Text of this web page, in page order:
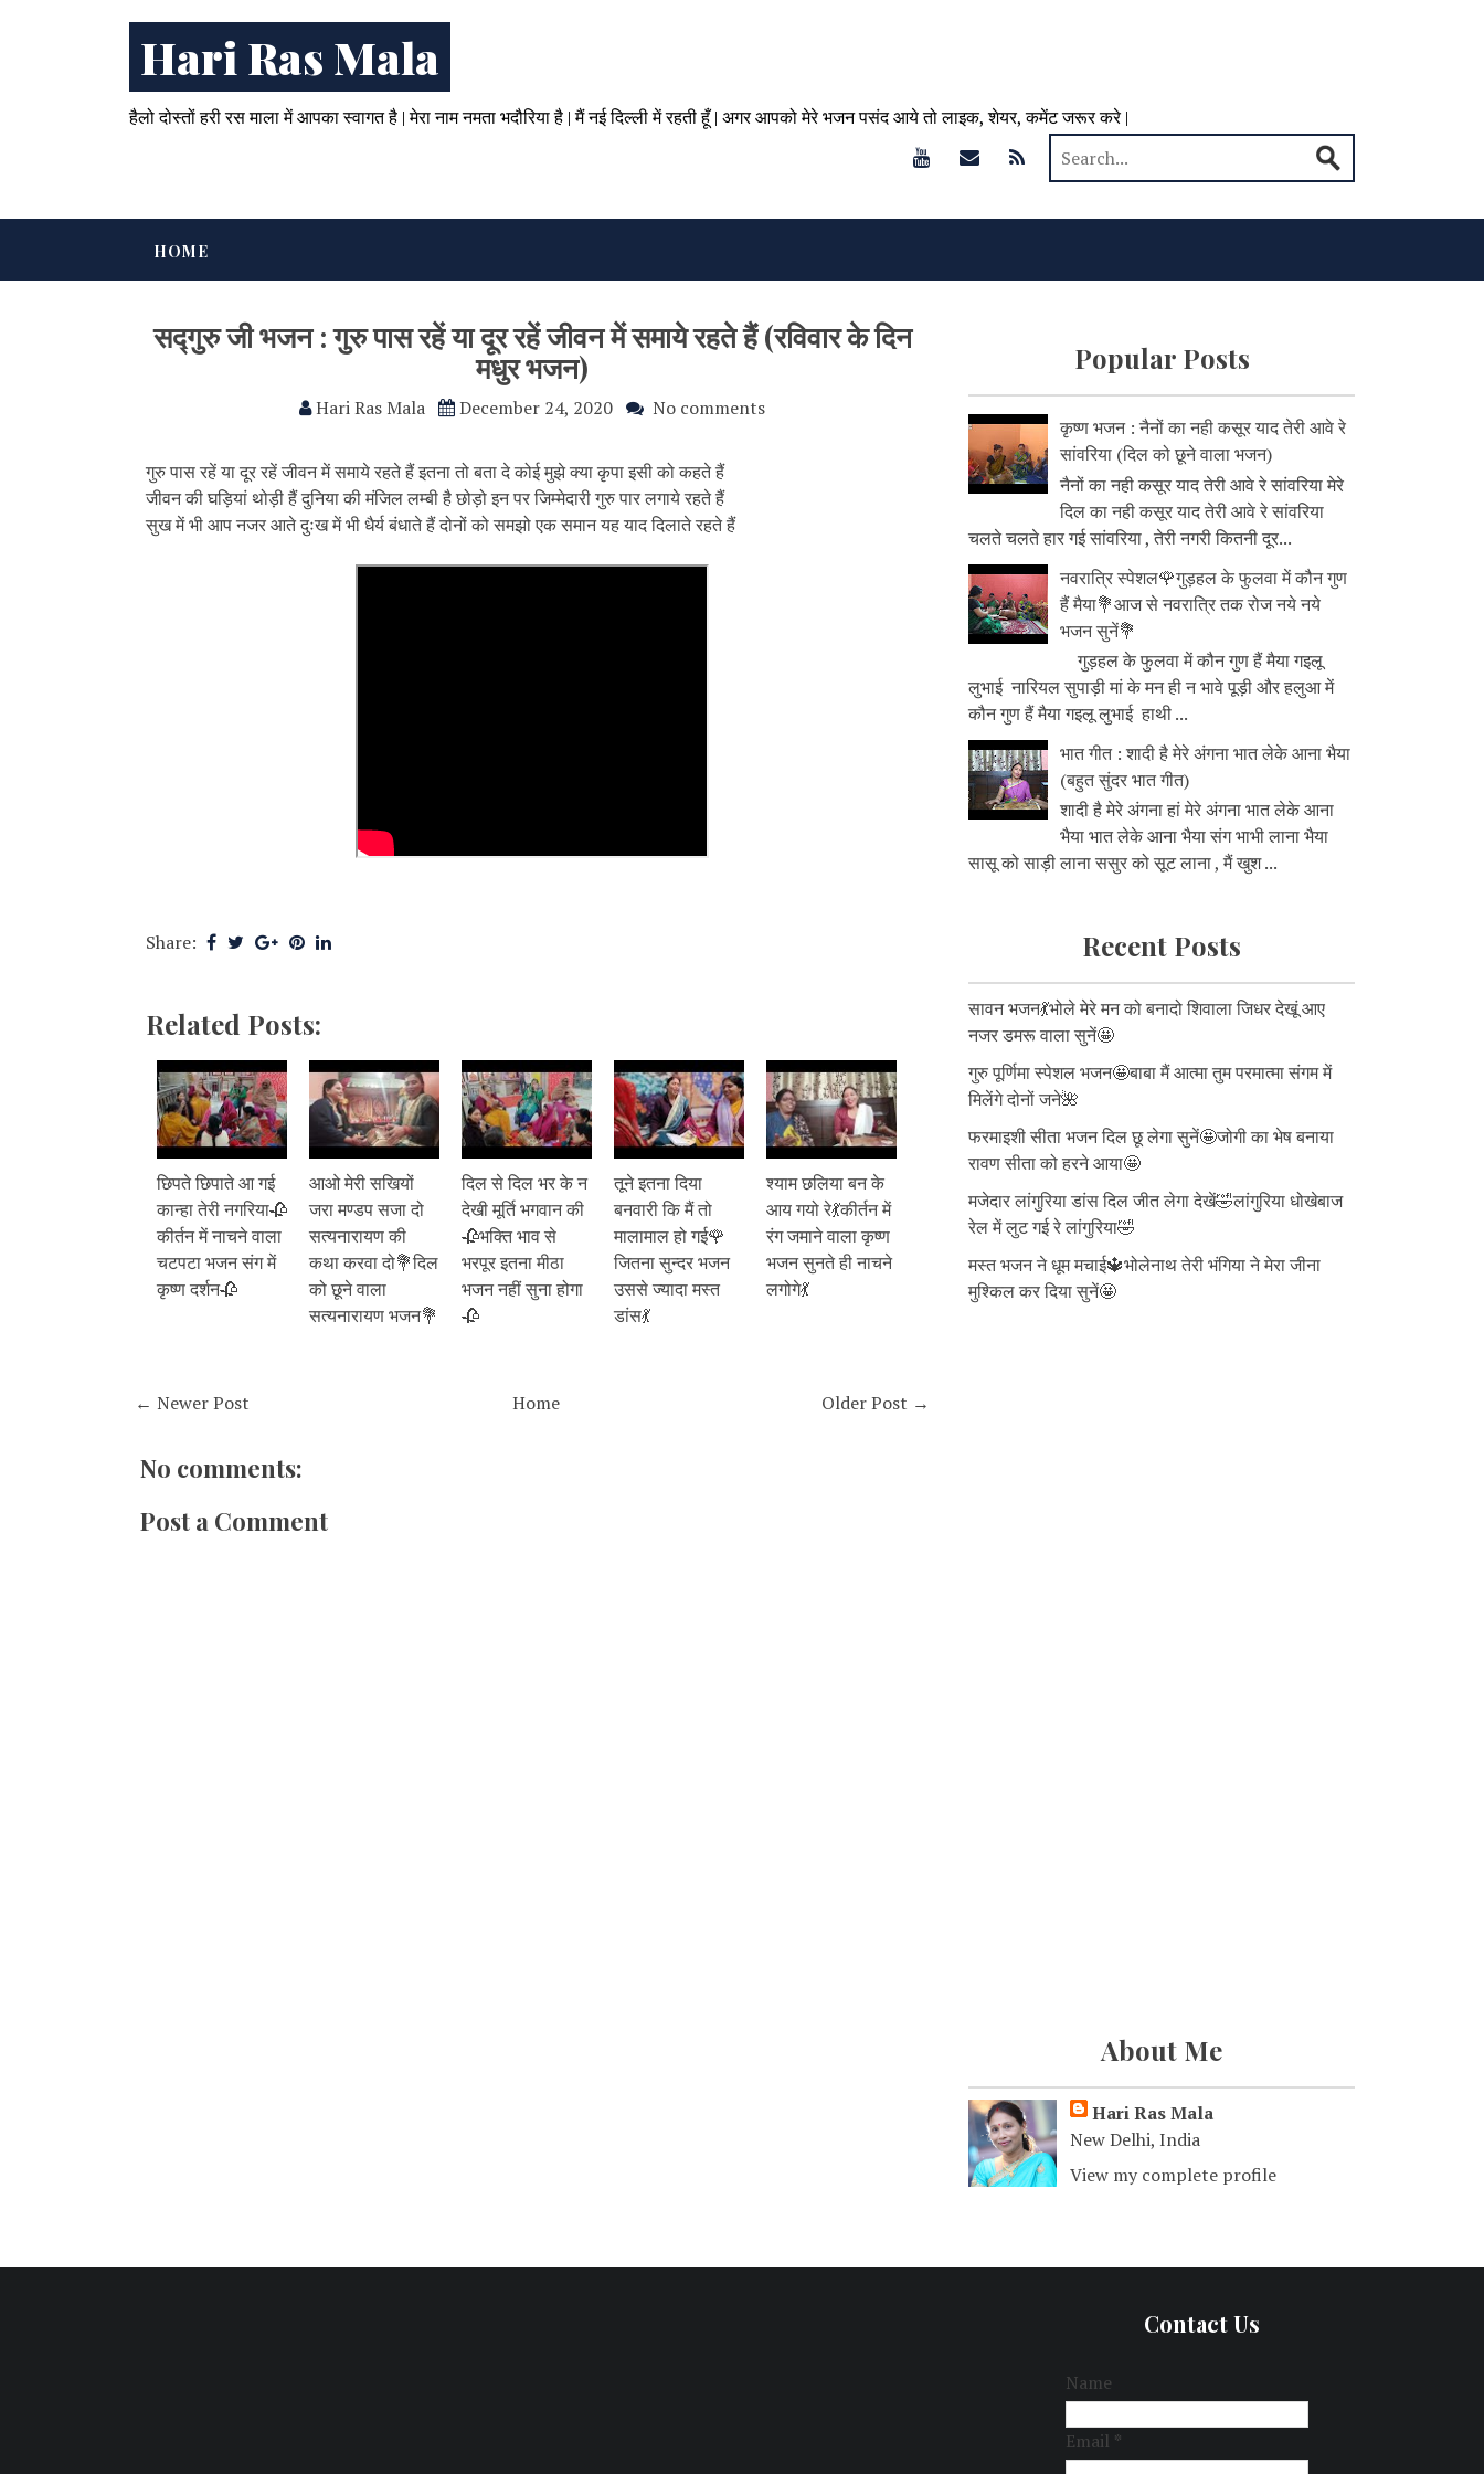
Hari Ras Mala
हैलो दोस्तों हरी रस माला में आपका स्वागत है | मेरा नाम नमता भदौरिया है | मैं नई दिल्ली में रहती हूँ | अगर आपको मेरे भजन पसंद आये तो लाइक, शेयर, कमेंट जरूर करे |
HOME
सद्गुरु जी भजन : गुरु पास रहें या दूर रहें जीवन में समाये रहते हैं (रविवार के दिन
मधुर भजन)
Hari Ras Mala December 24, 2020 No comments
गुरु पास रहें या दूर रहें जीवन में समाये रहते हैं इतना तो बता दे कोई मुझे क्या कृपा इसी को कहते हैं
जीवन की घड़ियां थोड़ी हैं दुनिया की मंजिल लम्बी है छोड़ो इन पर जिम्मेदारी गुरु पार लगाये रहते हैं
सुख में भी आप नजर आते दुःख में भी धैर्य बंधाते हैं दोनों को समझो एक समान यह याद दिलाते रहते हैं
Share:
Related Posts:
छिपते छिपाते आ गई
कान्हा तेरी नगरिया🥀
कीर्तन में नाचने वाला
चटपटा भजन संग में
कृष्ण दर्शन🥀
आओ मेरी सखियों
जरा मण्डप सजा दो
सत्यनारायण की
कथा करवा दो💐दिल
को छूने वाला
सत्यनारायण भजन💐
दिल से दिल भर के न
देखी मूर्ति भगवान की
🥀भक्ति भाव से
भरपूर इतना मीठा
भजन नहीं सुना होगा
🥀
तूने इतना दिया
बनवारी कि मैं तो
मालामाल हो गई🌹
जितना सुन्दर भजन
उससे ज्यादा मस्त
डांस💃
श्याम छलिया बन के
आय गयो रे💃कीर्तन में
रंग जमाने वाला कृष्ण
भजन सुनते ही नाचने
लगोगे💃
← Newer Post Older Post →
Home
No comments:
Post a Comment
Popular Posts
कृष्ण भजन : नैनों का नही कसूर याद तेरी आवे रे
सांवरिया (दिल को छूने वाला भजन)
नैनों का नही कसूर याद तेरी आवे रे सांवरिया मेरे
दिल का नही कसूर याद तेरी आवे रे सांवरिया
चलते चलते हार गई सांवरिया , तेरी नगरी कितनी दूर...
नवरात्रि स्पेशल🌹गुड़हल के फुलवा में कौन गुण
हैं मैया💐आज से नवरात्रि तक रोज नये नये
भजन सुनें💐
गुड़हल के फुलवा में कौन गुण हैं मैया गइलू
लुभाई नारियल सुपाड़ी मां के मन ही न भावे पूड़ी और हलुआ में
कौन गुण हैं मैया गइलू लुभाई हाथी ...
भात गीत : शादी है मेरे अंगना भात लेके आना भैया
(बहुत सुंदर भात गीत)
शादी है मेरे अंगना हां मेरे अंगना भात लेके आना
भैया भात लेके आना भैया संग भाभी लाना भैया
सासू को साड़ी लाना ससुर को सूट लाना , मैं खुश ...
Recent Posts
सावन भजन💃भोले मेरे मन को बनादो शिवाला जिधर देखूं आए
नजर डमरू वाला सुनें🤩
गुरु पूर्णिमा स्पेशल भजन🤩बाबा मैं आत्मा तुम परमात्मा संगम में
मिलेंगे दोनों जने🌺
फरमाइशी सीता भजन दिल छू लेगा सुनें🤩जोगी का भेष बनाया
रावण सीता को हरने आया🤩
मजेदार लांगुरिया डांस दिल जीत लेगा देखें🤣लांगुरिया धोखेबाज
रेल में लुट गई रे लांगुरिया🤣
मस्त भजन ने धूम मचाई🔱भोलेनाथ तेरी भंगिया ने मेरा जीना
मुश्किल कर दिया सुनें🤩
About Me
Hari Ras Mala
New Delhi, India
View my complete profile
Contact Us
Name
Email *